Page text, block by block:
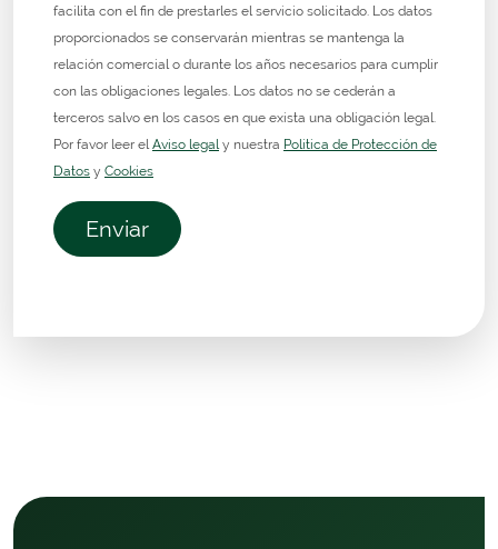
facilita con el fin de prestarles el servicio solicitado. Los datos
proporcionados se conservarán mientras se mantenga la
relación comercial o durante los años necesarios para cumplir
con las obligaciones legales. Los datos no se cederán a
terceros salvo en los casos en que exista una obligación legal.
Por favor leer el Aviso legal y nuestra Politica de Protección de
Datos y Cookies